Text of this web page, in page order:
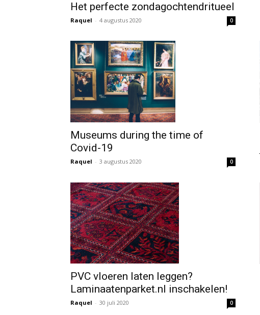
Het perfecte zondagochtendritueel
Raquel - 4 augustus 2020 0
Museums during the time of
Covid-19
Raquel - 3 augustus 2020 0
PVC vloeren laten leggen?
Laminaatenparket.nl inschakelen!
Raquel - 30 juli 2020 0